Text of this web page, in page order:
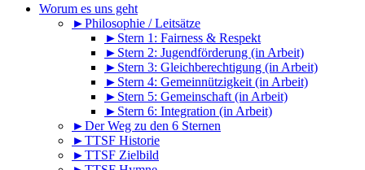
Worum es uns geht
►Philosophie / Leitsätze
►Stern 1: Fairness & Respekt
►Stern 2: Jugendförderung (in Arbeit)
►Stern 3: Gleichberechtigung (in Arbeit)
►Stern 4: Gemeinnützigkeit (in Arbeit)
►Stern 5: Gemeinschaft (in Arbeit)
►Stern 6: Integration (in Arbeit)
►Der Weg zu den 6 Sternen
►TTSF Historie
►TTSF Zielbild